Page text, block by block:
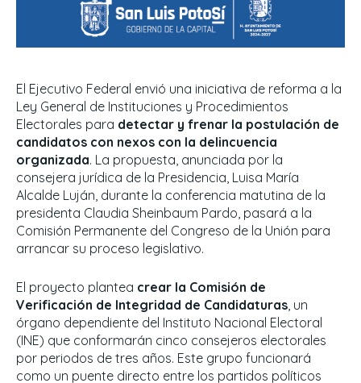
El Ejecutivo Federal envió una iniciativa de reforma a la
Ley General de Instituciones y Procedimientos
Electorales para detectar y frenar la postulación de
candidatos con nexos con la delincuencia
organizada. La propuesta, anunciada por la
consejera jurídica de la Presidencia, Luisa María
Alcalde Luján, durante la conferencia matutina de la
presidenta Claudia Sheinbaum Pardo, pasará a la
Comisión Permanente del Congreso de la Unión para
arrancar su proceso legislativo.
El proyecto plantea crear la Comisión de
Verificación de Integridad de Candidaturas , un
órgano dependiente del Instituto Nacional Electoral
(INE) que conformarán cinco consejeros electorales
por periodos de tres años. Este grupo funcionará
como un puente directo entre los partidos políticos